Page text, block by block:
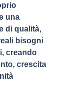
una
di qualità,
bisogni
creando
crescita